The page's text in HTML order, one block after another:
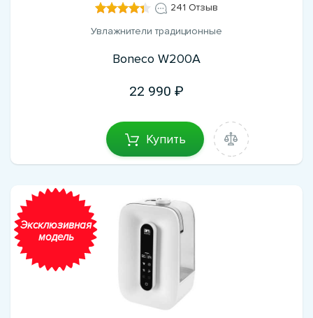
241 Отзыв
Увлажнители традиционные
Boneco W200A
22 990
Купить
Эксклюзивная
модель